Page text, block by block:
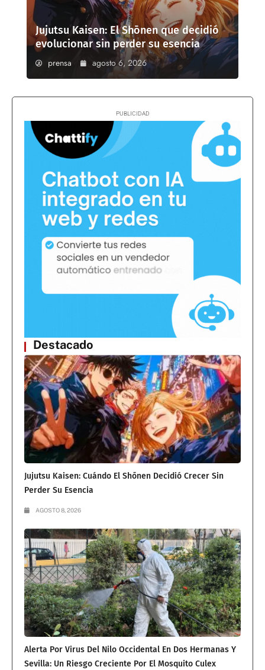
Jujutsu Kaisen: El Shōnen que decidió
evolucionar sin perder su esencia
prensa agosto 6, 2026
Destacado
Jujutsu Kaisen: Cuándo El Shōnen Decidió Crecer Sin
Perder Su Esencia
AGOSTO 8, 2026
Alerta Por Virus Del Nilo Occidental En Dos Hermanas Y
Sevilla: Un Riesgo Creciente Por El Mosquito Culex